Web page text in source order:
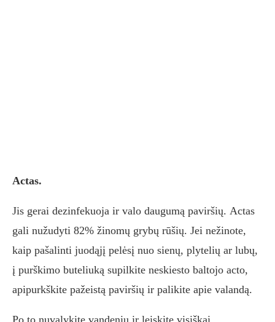
Actas.
Jis gerai dezinfekuoja ir valo daugumą paviršių. Actas
gali nužudyti 82% žinomų grybų rūšių. Jei nežinote,
kaip pašalinti juodąjį pelėsį nuo sienų, plytelių ar lubų,
į purškimo buteliuką supilkite neskiesto baltojo acto,
apipurkškite pažeistą paviršių ir palikite apie valandą.